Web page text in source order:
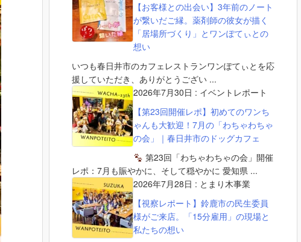
【お客様との出会い】3年前のノート
が繋いだご縁。薬剤師の彼女が描く
「居場所づくり」とワンぽてぃとの
想い
いつも春日井市のカフェレストランワンぽてぃとを応
援していただき、ありがとうござい ...
2026年7月30日 : イベントレポート
【第23回開催レポ】初めてのワンち
ゃんも大歓迎！7月の「わちゃわちゃ
の会」｜春日井市のドッグカフェ
第23回「わちゃわちゃの会」開催
レポ：7月も賑やかに、そして穏やかに 愛知県 ...
2026年7月28日 : とまり木事業
【視察レポート】鈴鹿市の民生委員
様がご来店。「15分雇用」の現場と
私たちの想い